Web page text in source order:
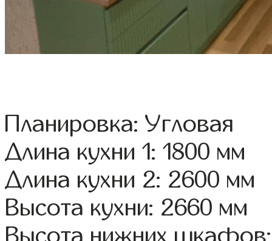
Планировка: Угловая
Длина кухни 1: 1800 мм
Длина кухни 2: 2600 мм
Высота кухни: 2660 мм
Высота нижних